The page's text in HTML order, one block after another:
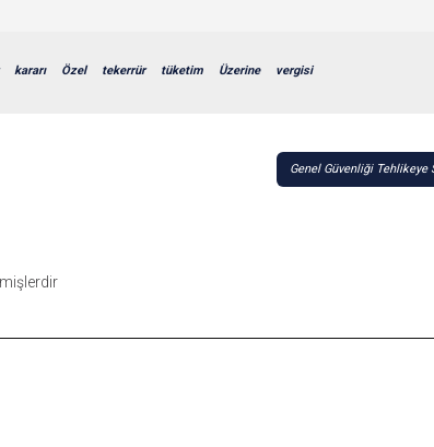
kararı Özel tekerrür tüketim Üzerine vergisi
Genel Güvenliği Tehlikeye